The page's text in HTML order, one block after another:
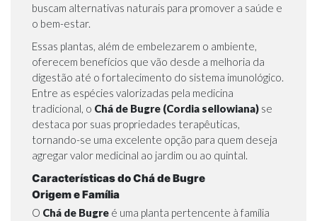
buscam alternativas naturais para promover a saúde e
o bem-estar.
Essas plantas, além de embelezarem o ambiente,
oferecem benefícios que vão desde a melhoria da
digestão até o fortalecimento do sistema imunológico.
Entre as espécies valorizadas pela medicina
tradicional, o Chá de Bugre (Cordia sellowiana) se
destaca por suas propriedades terapêuticas,
tornando-se uma excelente opção para quem deseja
agregar valor medicinal ao jardim ou ao quintal.
Características do Chá de Bugre
Origem e Família
O Chá de Bugre é uma planta pertencente à família